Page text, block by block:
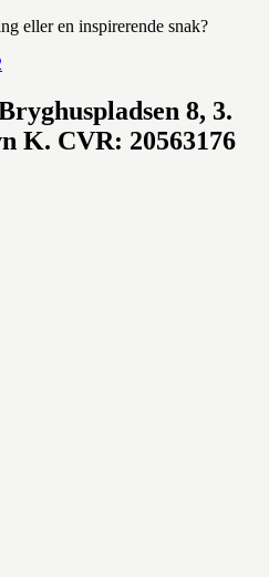
eller en inspirerende snak?
8, 3.
K. CVR: 20563176